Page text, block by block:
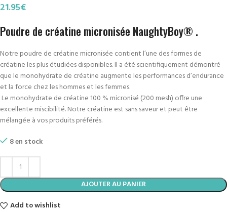
21.95€
Poudre de créatine micronisée NaughtyBoy® .
Notre poudre de créatine micronisée contient l’une des formes de
créatine les plus étudiées disponibles. Il a été scientifiquement démontré
que le monohydrate de créatine augmente les performances d’endurance
et la force chez les hommes et les femmes.
Le monohydrate de créatine 100 % micronisé (200 mesh) offre une
excellente miscibilité. Notre créatine est sans saveur et peut être
mélangée à vos produits préférés.
8 en stock
AJOUTER AU PANIER
Add to wishlist